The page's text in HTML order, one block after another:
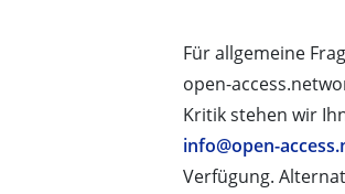
Für allgemeine
open-
Kritik stehen wir
info@open-
Verfügung.